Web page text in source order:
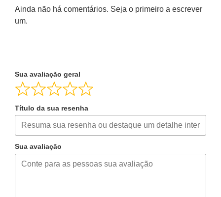
Ainda não há comentários. Seja o primeiro a escrever
um.
Sua avaliação geral
Título da sua resenha
Sua avaliação